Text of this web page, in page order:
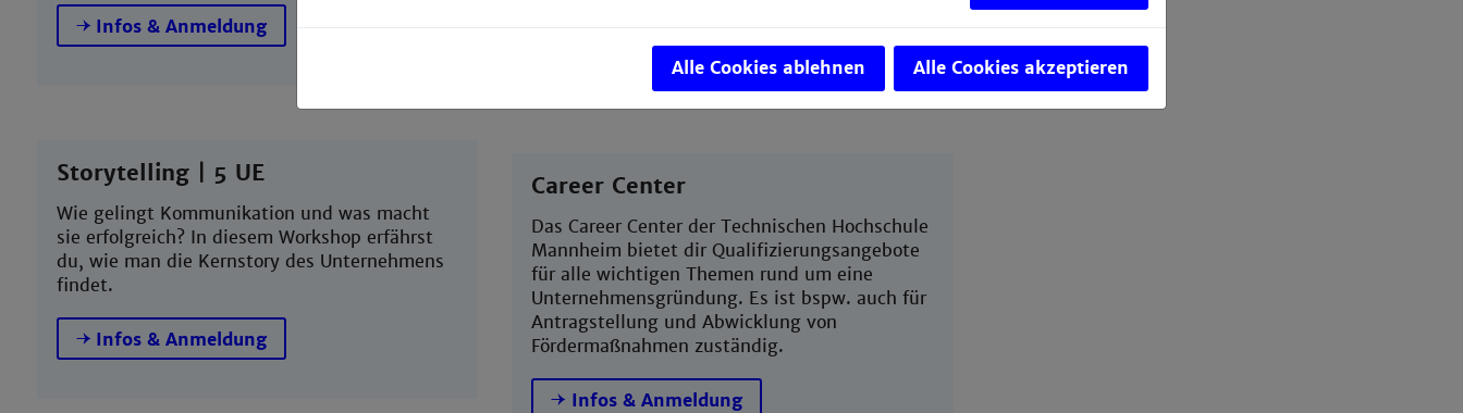
Infos & Anmeldung
Storytelling | 5 UE
Wie gelingt Kommunikation und was macht
sie erfolgreich? In diesem Workshop erfährst
du, wie man die Kernstory des Unternehmens
findet.
Infos & Anmeldung
Career Center
Das Career Center der Technischen Hochschule
Mannheim bietet dir Qualifizierungsangebote
für alle wichtigen Themen rund um eine
Unternehmensgründung. Es ist bspw. auch für
Antragstellung und Abwicklung von
Fördermaßnahmen zuständig.
Infos & Anmeldung
Alle Cookies ablehnen Alle Cookies akzeptieren